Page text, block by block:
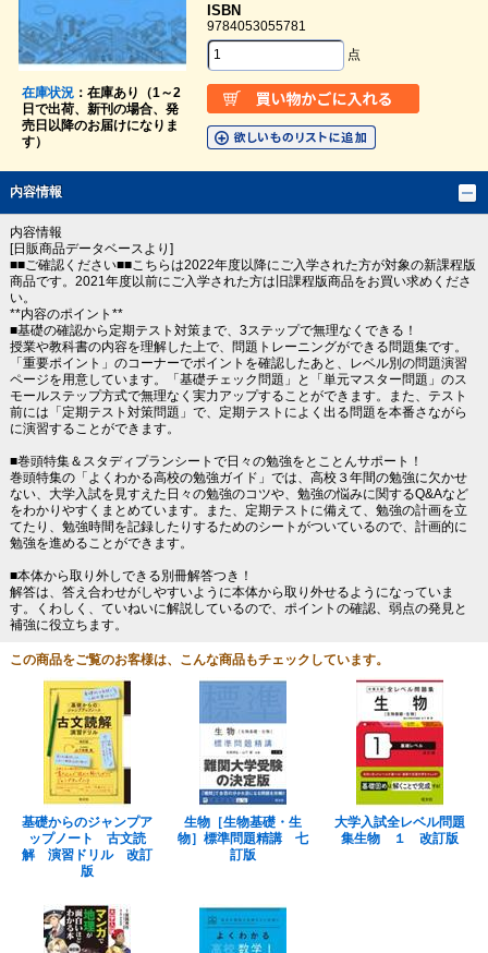
在庫状況：在庫あり（1～2
日で出荷、新刊の場合、発
売日以降のお届けになりま
す）
ISBN
9784053055781
点
内容情報
内容情報
[日販商品データベースより]
■■ご確認ください■■こちらは2022年度以降にご入学された方が対象の新課程版
商品です。2021年度以前にご入学された方は旧課程版商品をお買い求めくださ
い。
**内容のポイント**
■基礎の確認から定期テスト対策まで、3ステップで無理なくできる！
授業や教科書の内容を理解した上で、問題トレーニングができる問題集です。
「重要ポイント」のコーナーでポイントを確認したあと、レベル別の問題演習
ページを用意しています。「基礎チェック問題」と「単元マスター問題」のス
モールステップ方式で無理なく実力アップすることができます。また、テスト
前には「定期テスト対策問題」で、定期テストによく出る問題を本番さながら
に演習することができます。
■巻頭特集＆スタディプランシートで日々の勉強をとことんサポート！
巻頭特集の「よくわかる高校の勉強ガイド」では、高校３年間の勉強に欠かせ
ない、大学入試を見すえた日々の勉強のコツや、勉強の悩みに関するQ&Aなど
をわかりやすくまとめています。また、定期テストに備えて、勉強の計画を立
てたり、勉強時間を記録したりするためのシートがついているので、計画的に
勉強を進めることができます。
■本体から取り外しできる別冊解答つき！
解答は、答え合わせがしやすいように本体から取り外せるようになっていま
す。くわしく、ていねいに解説しているので、ポイントの確認、弱点の発見と
補強に役立ちます。
この商品をご覧のお客様は、こんな商品もチェックしています。
基礎からのジャンプア
ップノート 古文読
解 演習ドリル 改訂
版
生物［生物基礎・生
物］標準問題精講 七
訂版
大学入試全レベル問題
集生物 １ 改訂版